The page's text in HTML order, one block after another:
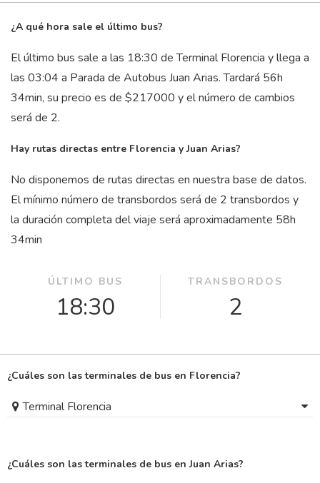
¿A qué hora sale el último bus?
El último bus sale a las 18:30 de Terminal Florencia y llega a
las 03:04 a Parada de Autobus Juan Arias. Tardará 56h
34min, su precio es de $217000 y el número de cambios
será de 2.
Hay rutas directas entre Florencia y Juan Arias?
No disponemos de rutas directas en nuestra base de datos.
El mínimo número de transbordos será de 2 transbordos y
la duración completa del viaje será aproximadamente 58h
34min
ÚLTIMO BUS
18:30
TRANSBORDOS
2
¿Cuáles son las terminales de bus en Florencia?
Terminal Florencia
¿Cuáles son las terminales de bus en Juan Arias?